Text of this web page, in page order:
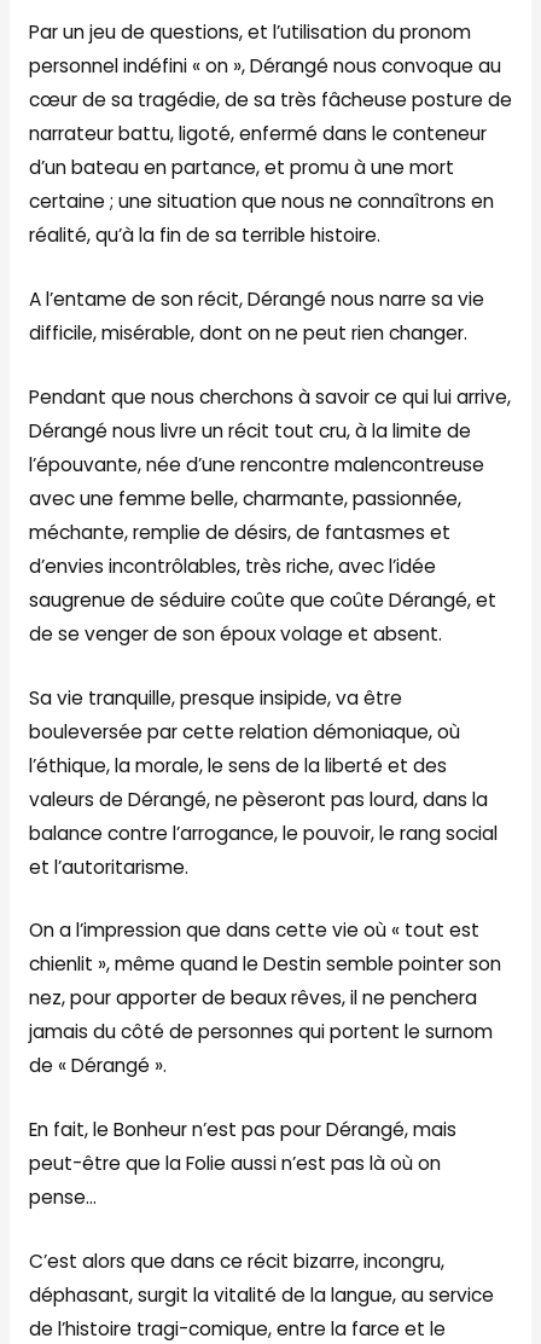
Par un jeu de questions, et l’utilisation du pronom
personnel indéfini « on », Dérangé nous convoque au
cœur de sa tragédie, de sa très fâcheuse posture de
narrateur battu, ligoté, enfermé dans le conteneur
d’un bateau en partance, et promu à une mort
certaine ; une situation que nous ne connaîtrons en
réalité, qu’à la fin de sa terrible histoire.
A l’entame de son récit, Dérangé nous narre sa vie
difficile, misérable, dont on ne peut rien changer.
Pendant que nous cherchons à savoir ce qui lui arrive,
Dérangé nous livre un récit tout cru, à la limite de
l’épouvante, née d’une rencontre malencontreuse
avec une femme belle, charmante, passionnée,
méchante, remplie de désirs, de fantasmes et
d’envies incontrôlables, très riche, avec l’idée
saugrenue de séduire coûte que coûte Dérangé, et
de se venger de son époux volage et absent.
Sa vie tranquille, presque insipide, va être
bouleversée par cette relation démoniaque, où
l’éthique, la morale, le sens de la liberté et des
valeurs de Dérangé, ne pèseront pas lourd, dans la
balance contre l’arrogance, le pouvoir, le rang social
et l’autoritarisme.
On a l’impression que dans cette vie où « tout est
chienlit », même quand le Destin semble pointer son
nez, pour apporter de beaux rêves, il ne penchera
jamais du côté de personnes qui portent le surnom
de « Dérangé ».
En fait, le Bonheur n’est pas pour Dérangé, mais
peut-être que la Folie aussi n’est pas là où on
pense…
C’est alors que dans ce récit bizarre, incongru,
déphasant, surgit la vitalité de la langue, au service
de l’histoire tragi-comique, entre la farce et le